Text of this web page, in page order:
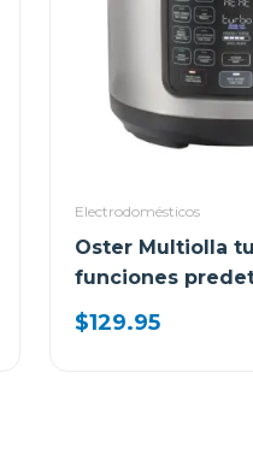
Electrodomésticos
Oster Multiolla
funciones
ckstpcect57
$129.95